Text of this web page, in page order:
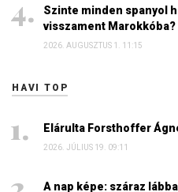
Szinte minden spanyol
visszament Marokkóba?
2026. AUGUSZTUS 1. 11:15
HAVI TOP
Elárulta Forsthoffer
2026. JÚLIUS 19. 09:11
A nap képe: száraz